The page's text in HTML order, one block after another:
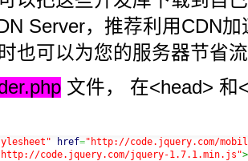
Server，推荐利用CDN
也可以为您的服务器节省
文件， 在<head> 和
href="http://code.jquery.com/
code.jquery.com/jquery-1.7.1.min.js"